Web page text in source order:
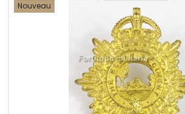
Nouveau